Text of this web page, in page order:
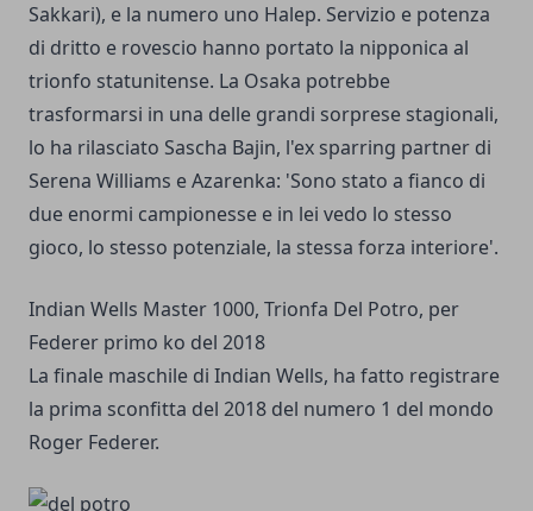
Sakkari), e la numero uno Halep. Servizio e potenza
di dritto e rovescio hanno portato la nipponica al
trionfo statunitense. La Osaka potrebbe
trasformarsi in una delle grandi sorprese stagionali,
lo ha rilasciato Sascha Bajin, l'ex sparring partner di
Serena Williams e Azarenka: 'Sono stato a fianco di
due enormi campionesse e in lei vedo lo stesso
gioco, lo stesso potenziale, la stessa forza interiore'.
Indian Wells Master 1000, Trionfa Del Potro, per
Federer primo ko del 2018
La finale maschile di Indian Wells, ha fatto registrare
la prima sconfitta del 2018 del numero 1 del mondo
Roger Federer.